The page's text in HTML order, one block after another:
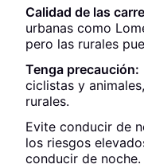
Calidad de las
urbanas como
pero las rurales
Tenga precaución:
ciclistas y
rurales.
Evite conducir de
los riesgos
conducir de noche.